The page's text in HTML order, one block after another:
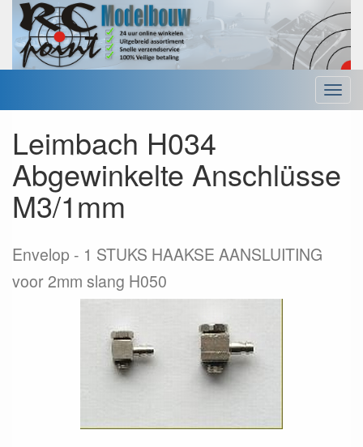
Menu
Leimbach H034
Abgewinkelte Anschlüsse
M3/1mm
Envelop
1 STUKS HAAKSE AANSLUITING
voor 2mm slang H050